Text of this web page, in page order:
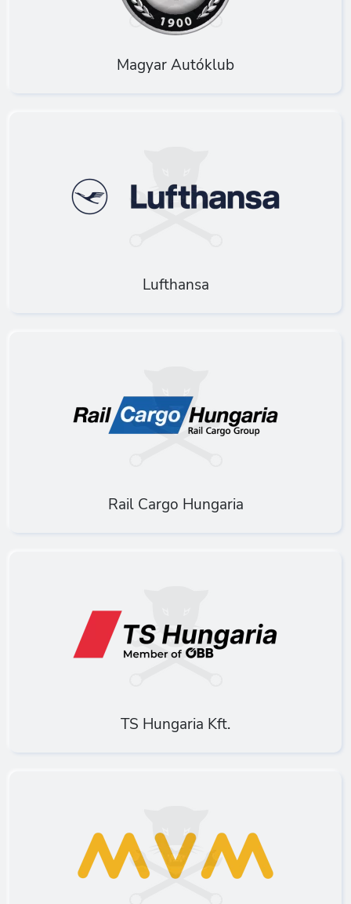
Magyar Autóklub
Lufthansa
Rail Cargo Hungaria
TS Hungaria Kft.